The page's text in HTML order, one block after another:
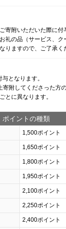
寄附いただいた際に
礼の品（サービス、ク
りますので、ご了承く
となります。
寄附してくださった方
とに異なります。
ポイントの種類
1,500ポイント
1,650ポイント
1,800ポイント
1,950ポイント
2,100ポイント
2,250ポイント
2,400ポイント